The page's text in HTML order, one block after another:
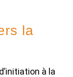
la
à la